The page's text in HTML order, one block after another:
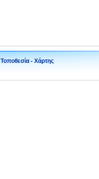
Τοποθεσία - Χάρτης